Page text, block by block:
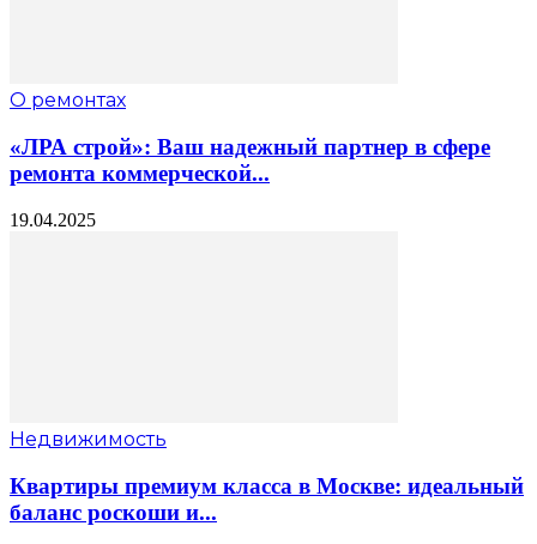
О ремонтах
«ЛРА строй»: Ваш надежный партнер в сфере
ремонта коммерческой...
19.04.2025
Недвижимость
Квартиры премиум класса в Москве: идеальный
баланс роскоши и...